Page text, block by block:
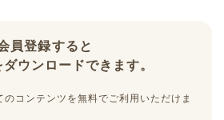
員登録すると
ダウンロードできます。
コンテンツを無料でご利用いただけま